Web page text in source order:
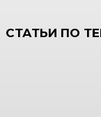
СТАТЬИ ПО